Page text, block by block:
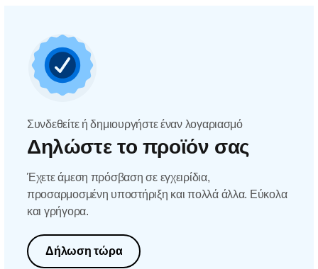
Συνδεθείτε ή δημιουργήστε έναν λογαριασμό
Δηλώστε το προϊόν σας
Έχετε άμεση πρόσβαση σε εγχειρίδια,
προσαρμοσμένη υποστήριξη και πολλά άλλα. Εύκολα
και γρήγορα.
Δήλωση τώρα